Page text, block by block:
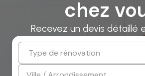
chez
Recevez un devis détaillé